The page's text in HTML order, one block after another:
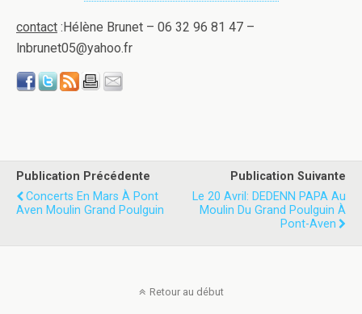
contact :Hélène Brunet – 06 32 96 81 47 –
lnbrunet05@yahoo.fr
Publication Précédente
Concerts En Mars À Pont
Aven Moulin Grand Poulguin
Publication Suivante
Le 20 Avril: DEDENN PAPA Au
Moulin Du Grand Poulguin À
Pont-Aven
Retour au début